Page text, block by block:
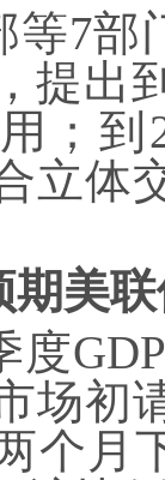
等7部
提出
；到
立体
期美
度
场初
个月